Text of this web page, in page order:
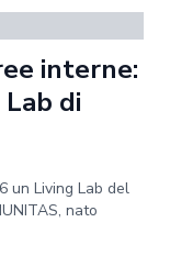
interne:
di
un Living Lab del
nato